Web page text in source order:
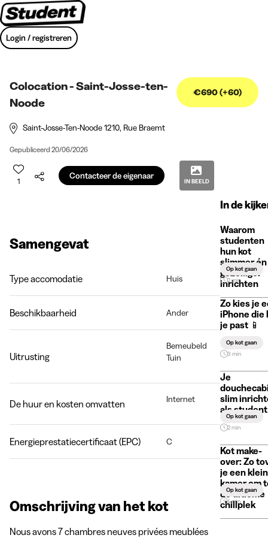
Login / registreren
Colocation - Saint-Josse-ten-
Noode
€690 (+60)
Saint-Josse-Ten-Noode 1210, Rue Braemt
Gepubliceerd 20/06/2026
1
Contacteer de eigenaar
IN BEELD
Samengevat
Type accomodatie Huis
Beschikbaarheid Ander
Uitrusting
Bemeubeld
Tuin
De huur en kosten omvatten Internet
Energieprestatiecertificaat (EPC) C
Omschrijving van het kot
Nous avons 7 chambres neuves privées meublées
In de
Waarom
studenten
hun kot
slimmer én
gezelliger
inrichten
Op kot gaan
2 min
Zo kies je
iPhone die
je past 📱
Op kot gaan
3 min
Je
slim
als student
Op kot gaan
2 min
Kot make-
over: Zo
je een
kamer om
de ultieme
chillplek
Op kot gaan
4 min